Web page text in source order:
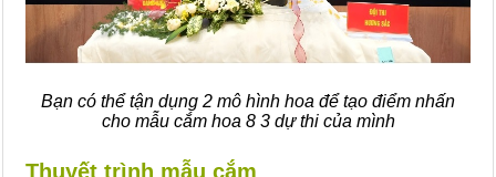
Bạn có thể tận dụng 2 mô hình hoa để tạo điểm nhấn
cho mẫu cắm hoa 8 3 dự thi của mình
Thuyết trình mẫu cắm